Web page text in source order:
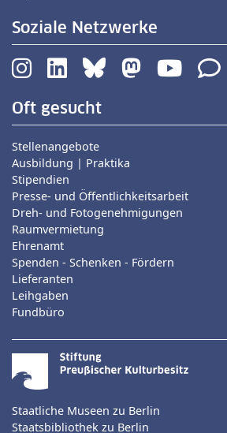
Soziale Netzwerke
Oft gesucht
Stellenangebote
Ausbildung | Praktika
Stipendien
Presse- und Öffentlichkeitsarbeit
Dreh- und Fotogenehmigungen
Raumvermietung
Ehrenamt
Spenden - Schenken - Fördern
Lieferanten
Leihgaben
Fundbüro
Staatliche Museen zu Berlin
Staatsbibliothek zu Berlin